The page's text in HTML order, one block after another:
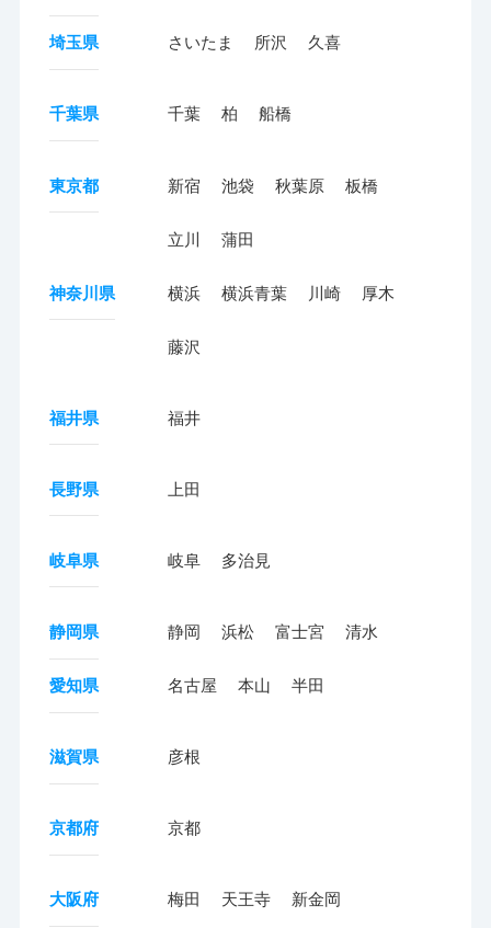
埼玉県 さいたま 所沢 久喜
千葉県 千葉 柏 船橋
東京都 新宿 池袋 秋葉原 板橋
立川 蒲田
神奈川県 横浜 横浜青葉 川崎 厚木
藤沢
福井県 福井
長野県 上田
岐阜県 岐阜 多治見
静岡県 静岡 浜松 富士宮 清水
愛知県 名古屋 本山 半田
滋賀県 彦根
京都府 京都
大阪府 梅田 天王寺 新金岡